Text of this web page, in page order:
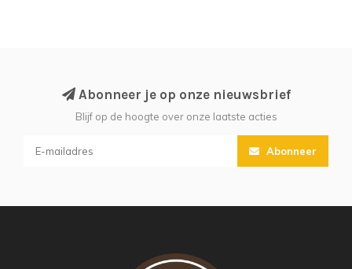
Abonneer je op onze nieuwsbrief
Blijf op de hoogte over onze laatste acties
Abonneer